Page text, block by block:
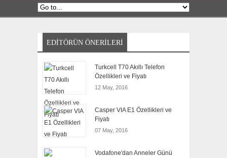
EDITÖRÜN ÖNERILERI
Turkcell T70 Akıllı Telefon
Özellikleri ve Fiyatı
12 May, 2016
Casper VIA E1 Özellikleri ve
Fiyatı
07 May, 2016
Vodafone'dan Anneler Günü